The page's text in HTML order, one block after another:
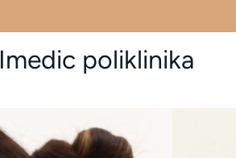
Imedic poliklinika